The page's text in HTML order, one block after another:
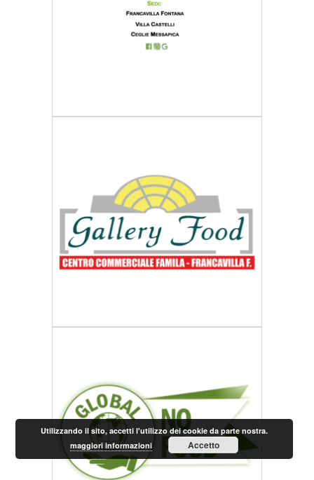
Utilizzando il sito, accetti l'utilizzo dei cookie da parte nostra.
maggiori informazioni
Accetto